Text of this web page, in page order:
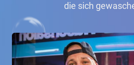
die sich